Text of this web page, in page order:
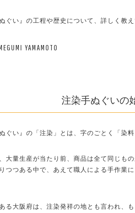
ぬぐい』の工程や歴史について、詳しく教
YAMAMOTO
注染手ぬぐいの
ぬぐい』の「注染」とは、字のごとく「染
大量生産が当たり前、商品は全て同じも
つつある中で、あえて職人による手作業
る大阪府は、注染発祥の地とも言われ、